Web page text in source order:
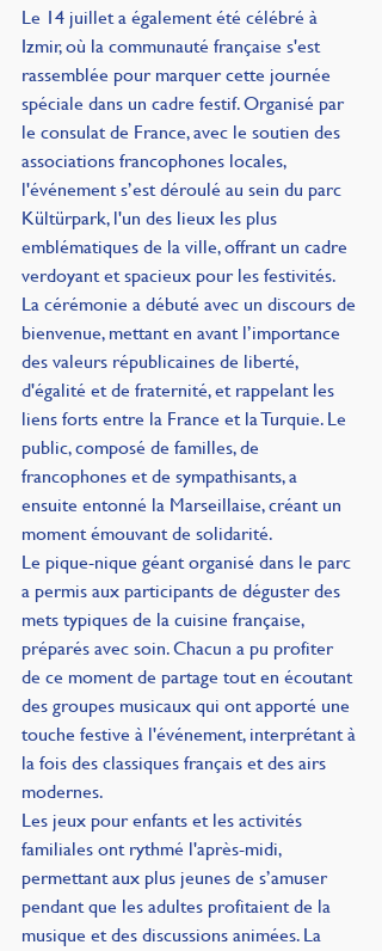
Le 14 juillet a également été célébré à
Izmir, où la communauté française s'est
rassemblée pour marquer cette journée
spéciale dans un cadre festif. Organisé par
le consulat de France, avec le soutien des
associations francophones locales,
l'événement s’est déroulé au sein du parc
Kültürpark, l'un des lieux les plus
emblématiques de la ville, offrant un cadre
verdoyant et spacieux pour les festivités.
La cérémonie a débuté avec un discours de
bienvenue, mettant en avant l’importance
des valeurs républicaines de liberté,
d'égalité et de fraternité, et rappelant les
liens forts entre la France et la Turquie. Le
public, composé de familles, de
francophones et de sympathisants, a
ensuite entonné la Marseillaise, créant un
moment émouvant de solidarité.
Le pique-nique géant organisé dans le parc
a permis aux participants de déguster des
mets typiques de la cuisine française,
préparés avec soin. Chacun a pu profiter
de ce moment de partage tout en écoutant
des groupes musicaux qui ont apporté une
touche festive à l'événement, interprétant à
la fois des classiques français et des airs
modernes.
Les jeux pour enfants et les activités
familiales ont rythmé l'après-midi,
permettant aux plus jeunes de s’amuser
pendant que les adultes profitaient de la
musique et des discussions animées. La